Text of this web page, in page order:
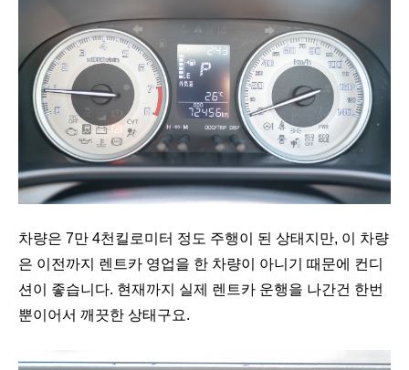
차량은 7만 4천킬로미터 정도 주행이 된 상태지만, 이 차량
은 이전까지 렌트카 영업을 한 차량이 아니기 때문에 컨디
션이 좋습니다. 현재까지 실제 렌트카 운행을 나간건 한번
뿐이어서 깨끗한 상태구요.